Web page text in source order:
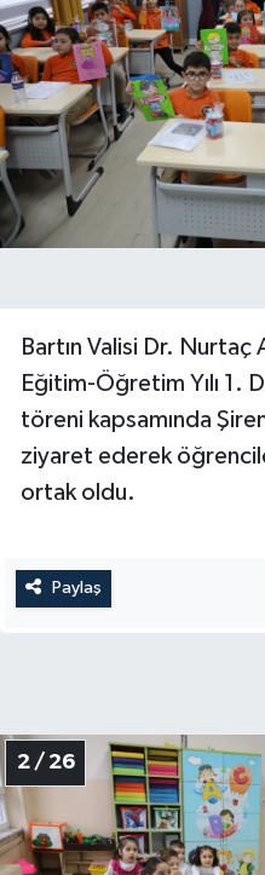
Bartın Valisi Dr.
Eğitim-Öğretim Yılı 1.
töreni kapsamında
ziyaret ederek
ortak oldu.
Paylaş
2 / 26